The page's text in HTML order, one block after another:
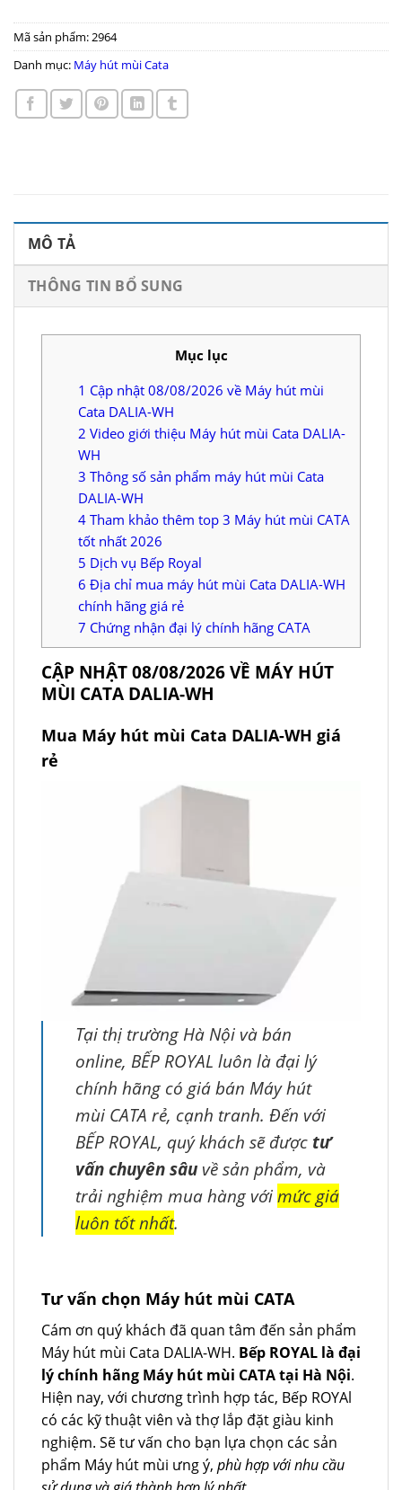
Mã sản phẩm: 2964
Danh mục: Máy hút mùi Cata
MÔ TẢ
THÔNG TIN BỔ SUNG
Mục lục
1 Cập nhật 08/08/2026 về Máy hút mùi
Cata DALIA-WH
2 Video giới thiệu Máy hút mùi Cata DALIA-
WH
3 Thông số sản phẩm máy hút mùi Cata
DALIA-WH
4 Tham khảo thêm top 3 Máy hút mùi CATA
tốt nhất 2026
5 Dịch vụ Bếp Royal
6 Địa chỉ mua máy hút mùi Cata DALIA-WH
chính hãng giá rẻ
7 Chứng nhận đại lý chính hãng CATA
CẬP NHẬT 08/08/2026 VỀ MÁY HÚT
MÙI CATA DALIA-WH
Mua Máy hút mùi Cata DALIA-WH giá
rẻ
Tại thị trường Hà Nội và bán
online, BẾP ROYAL luôn là đại lý
chính hãng có giá bán Máy hút
mùi CATA rẻ, cạnh tranh. Đến với
BẾP ROYAL, quý khách sẽ được tư
vấn chuyên sâu về sản phẩm, và
trải nghiệm mua hàng vớimức giá
luôn tốt nhất.
Tư vấn chọn Máy hút mùi CATA
Cám ơn quý khách đã quan tâm đến sản phẩm
Máy hút mùi Cata DALIA-WH. Bếp ROYAL là đại
lý chính hãng Máy hút mùi CATA tại Hà Nội.
Hiện nay, với chương trình hợp tác, Bếp ROYAl
có các kỹ thuật viên và thợ lắp đặt giàu kinh
nghiệm. Sẽ tư vấn cho bạn lựa chọn các sản
phẩm Máy hút mùi ưng ý, phù hợp với nhu cầu